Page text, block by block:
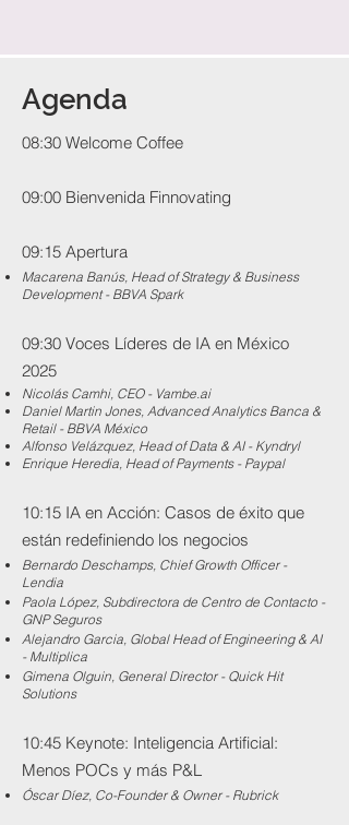
Agenda
08:30 Welcome Coffee
09:00 Bienvenida Finnovating
09:15 Apertura
Macarena Banús, Head of Strategy & Business
Development - BBVA Spark
​09:30 Voces Líderes de IA en México
2025
Nicolás Camhi, CEO - Vambe.ai
Daniel Martin Jones, Advanced Analytics Banca &
Retail - BBVA México
Alfonso Velázquez, Head of Data & AI - Kyndryl
Enrique Heredia, Head of Payments - Paypal
10:15 IA en Acción: Casos de éxito que
están redefiniendo los negocios
Bernardo Deschamps, Chief Growth Officer -
Lendia
Paola López, Subdirectora de Centro de Contacto -
GNP Seguros
Alejandro Garcia, Global Head of Engineering & AI
- Multiplica
Gimena Olguin, General Director - Quick Hit
Solutions
10:45 Keynote: Inteligencia Artificial:
Menos POCs y más P&L
Óscar Díez, Co-Founder & Owner - Rubrick